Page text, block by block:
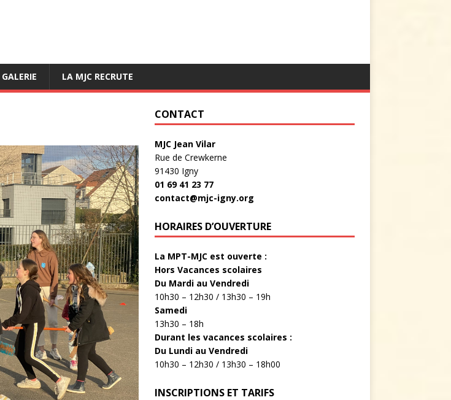
GALERIE LA MJC RECRUTE
CONTACT
MJC Jean Vilar
Rue de Crewkerne
91430 Igny
01 69 41 23 77
contact@mjc-igny.org
HORAIRES D’OUVERTURE
La MPT-MJC est ouverte :
Hors Vacances scolaires
Du Mardi au Vendredi
10h30 – 12h30 / 13h30 – 19h
Samedi
13h30 – 18h
Durant les vacances scolaires :
Du Lundi au Vendredi
10h30 – 12h30 / 13h30 – 18h00
INSCRIPTIONS ET TARIFS